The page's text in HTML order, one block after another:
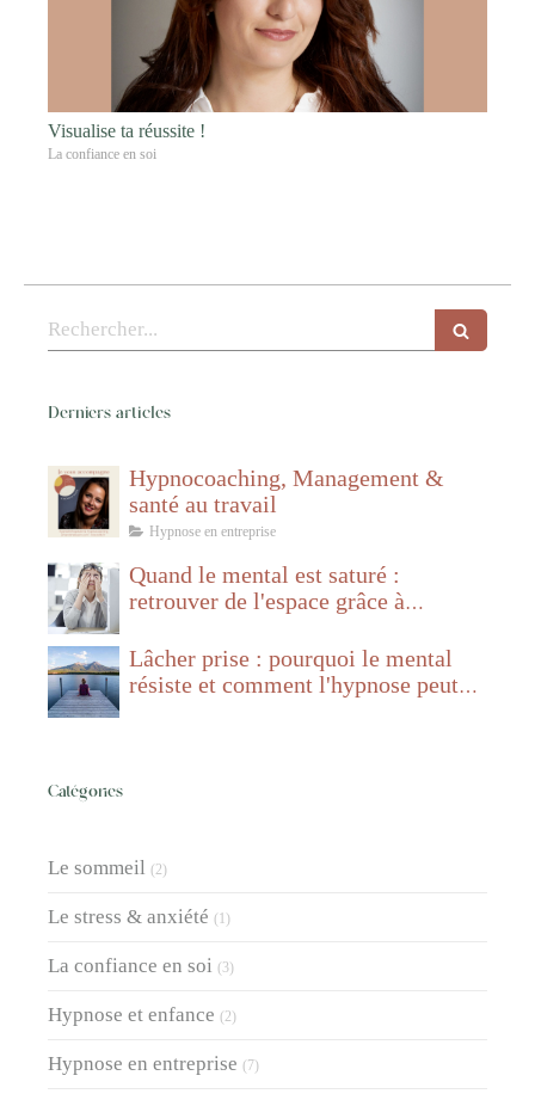
Visualise ta réussite !
La confiance en soi
Rechercher
Derniers articles
Hypnocoaching, Management &
santé au travail
Hypnose en entreprise
Quand le mental est saturé :
retrouver de l'espace grâce à
Lâcher prise : pourquoi le mental
résiste et comment l'hypnose peut
Catégories
Le sommeil (2)
Le stress & anxiété (1)
La confiance en soi (3)
Hypnose et enfance (2)
Hypnose en entreprise (7)